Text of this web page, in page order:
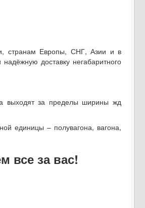
странам Европы, СНГ, Азии и в
доставку негабаритного
выходят за пределы ширины жд
единицы – полувагона, вагона,
все за вас!